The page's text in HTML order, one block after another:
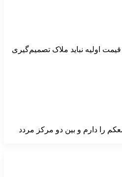
اولیه نباید ملاک تصمیم‌گیری
را دارم و بین دو مرکز مردد